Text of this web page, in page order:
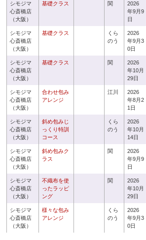
シモジマ
心斎橋店
（大阪）
基礎クラス 関
2026
年9月9
日
シモジマ
心斎橋店
（大阪）
基礎クラス
くら
のう
2026
年9月3
0日
シモジマ
心斎橋店
（大阪）
基礎クラス 関
2026
年10月
29日
シモジマ
心斎橋店
（大阪）
合わせ包み
アレンジ
江川
2026
年8月2
1日
シモジマ
心斎橋店
（大阪）
斜め包みじ
っくり特訓
コース
くら
のう
2026
年10月
14日
シモジマ
心斎橋店
（大阪）
斜め包みク
ラス
関
2026
年9月9
日
シモジマ
心斎橋店
（大阪）
不織布を使
ったラッピ
ング
関
2026
年10月
29日
シモジマ
心斎橋店
（大阪）
様々な包み
アレンジ
くら
のう
2026
年9月3
0日